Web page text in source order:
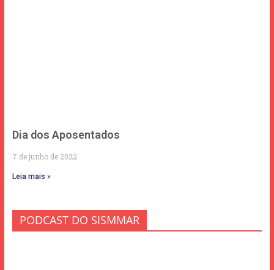
Dia dos Aposentados
7 de junho de 2022
Leia mais »
PODCAST DO SISMMAR